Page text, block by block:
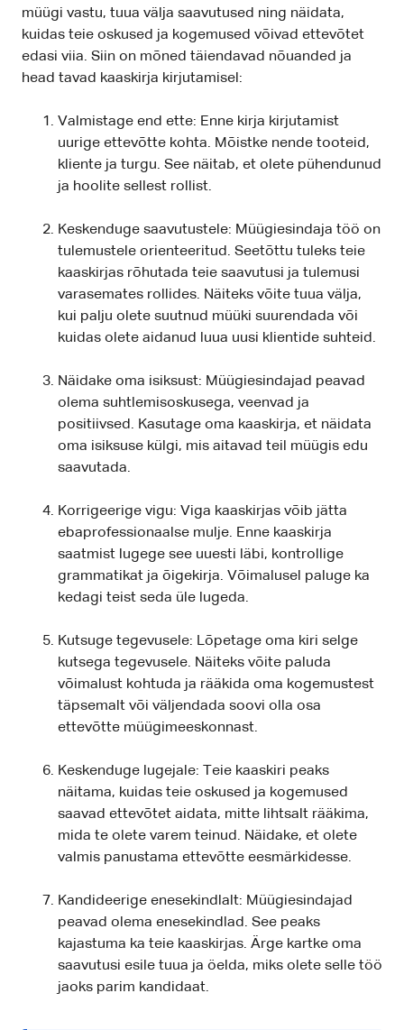
müügi vastu, tuua välja saavutused ning näidata,
kuidas teie oskused ja kogemused võivad ettevõtet
edasi viia. Siin on mõned täiendavad nõuanded ja
head tavad kaaskirja kirjutamisel:
Valmistage end ette: Enne kirja kirjutamist
uurige ettevõtte kohta. Mõistke nende tooteid,
kliente ja turgu. See näitab, et olete pühendunud
ja hoolite sellest rollist.
Keskenduge saavutustele: Müügiesindaja töö on
tulemustele orienteeritud. Seetõttu tuleks teie
kaaskirjas rõhutada teie saavutusi ja tulemusi
varasemates rollides. Näiteks võite tuua välja,
kui palju olete suutnud müüki suurendada või
kuidas olete aidanud luua uusi klientide suhteid.
Näidake oma isiksust: Müügiesindajad peavad
olema suhtlemisoskusega, veenvad ja
positiivsed. Kasutage oma kaaskirja, et näidata
oma isiksuse külgi, mis aitavad teil müügis edu
saavutada.
Korrigeerige vigu: Viga kaaskirjas võib jätta
ebaprofessionaalse mulje. Enne kaaskirja
saatmist lugege see uuesti läbi, kontrollige
grammatikat ja õigekirja. Võimalusel paluge ka
kedagi teist seda üle lugeda.
Kutsuge tegevusele: Lõpetage oma kiri selge
kutsega tegevusele. Näiteks võite paluda
võimalust kohtuda ja rääkida oma kogemustest
täpsemalt või väljendada soovi olla osa
ettevõtte müügimeeskonnast.
Keskenduge lugejale: Teie kaaskiri peaks
näitama, kuidas teie oskused ja kogemused
saavad ettevõtet aidata, mitte lihtsalt rääkima,
mida te olete varem teinud. Näidake, et olete
valmis panustama ettevõtte eesmärkidesse.
Kandideerige enesekindlalt: Müügiesindajad
peavad olema enesekindlad. See peaks
kajastuma ka teie kaaskirjas. Ärge kartke oma
saavutusi esile tuua ja öelda, miks olete selle töö
jaoks parim kandidaat.